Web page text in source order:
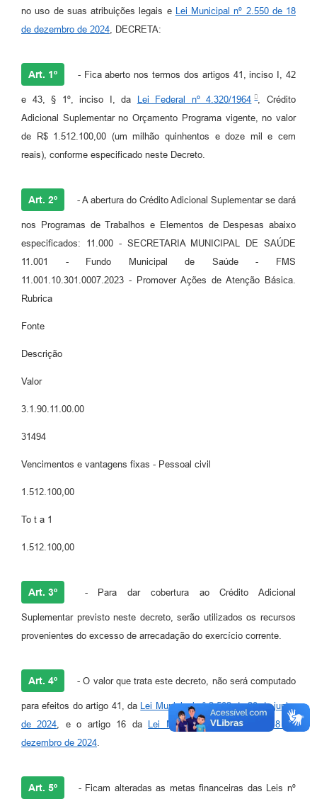
no uso de suas atribuições legais e Lei Municipal nº 2.550 de 18
de dezembro de 2024 , DECRETA:
Art. 1º - Fica aberto nos termos dos artigos 41, inciso I, 42
e 43, § 1º, inciso I, da Lei Federal nº 4.320/1964
, Crédito
Adicional Suplementar no Orçamento Programa vigente, no valor
de R$ 1.512.100,00 (um milhão quinhentos e doze mil e cem
reais), conforme especificado neste Decreto.
Art. 2º - A abertura do Crédito Adicional Suplementar se dará
nos Programas de Trabalhos e Elementos de Despesas abaixo
especificados: 11.000 - SECRETARIA MUNICIPAL DE SAÚDE
11.001 - Fundo Municipal de Saúde - FMS
11.001.10.301.0007.2023 - Promover Ações de Atenção Básica.
Rubrica
Fonte
Descrição
Valor
3.1.90.11.00.00
31494
Vencimentos e vantagens fixas - Pessoal civil
1.512.100,00
To t a 1
1.512.100,00
Art. 3º - Para dar cobertura ao Crédito Adicional
Suplementar previsto neste decreto, serão utilizados os recursos
provenientes do excesso de arrecadação do exercício corrente.
Art. 4º - O valor que trata este decreto, não será computado
para efeitos do artigo 41, da Lei Municipal nº 2.502 de 20 de junho
de 2024, e o artigo 16 da
Lei Municipal nº 2.550 de 18 de
dezembro de 2024.
Art. 5º - Ficam alteradas as metas financeiras das Leis nº